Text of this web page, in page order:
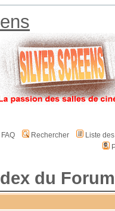
FAQ Rechercher
Liste
du Forum